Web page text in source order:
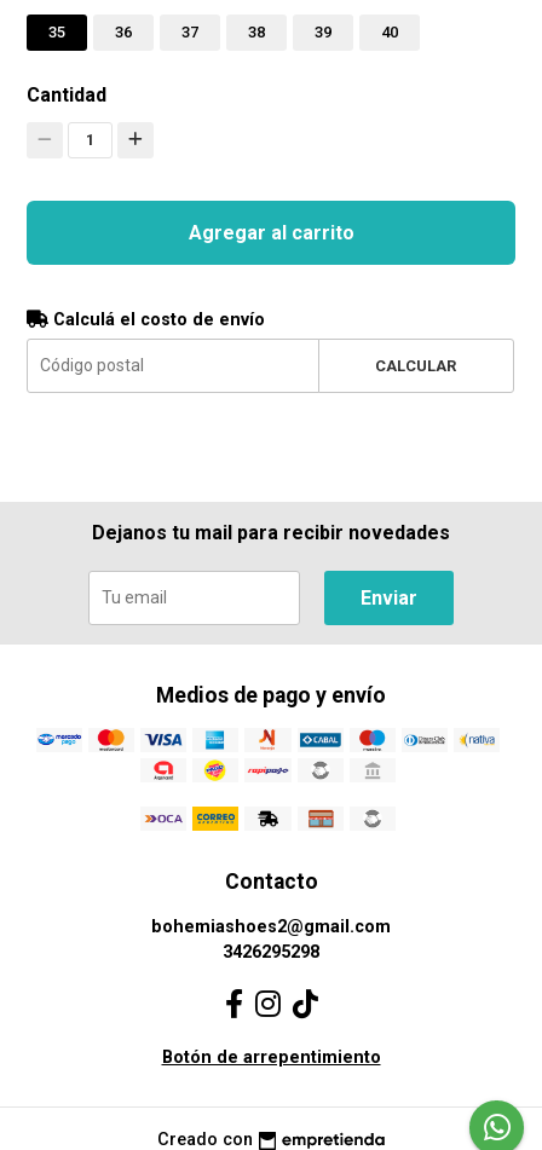
35 36 37 38 39 40
Cantidad
1
Agregar al carrito
Calculá el costo de envío
CALCULAR
Dejanos tu mail para recibir novedades
Enviar
Medios de pago y envío
Contacto
bohemiashoes2@gmail.com
3426295298
Botón de arrepentimiento
Creado con